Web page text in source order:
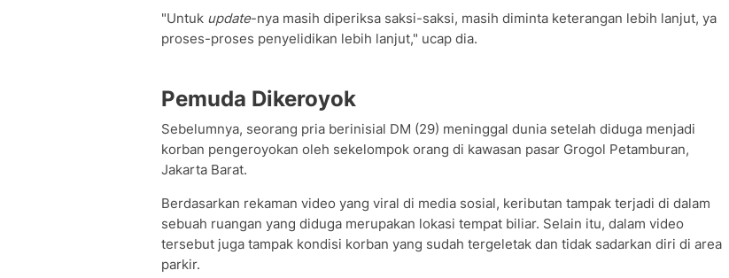
"Untuk update-nya masih diperiksa saksi-saksi, masih diminta keterangan lebih lanjut, ya
proses-proses penyelidikan lebih lanjut," ucap dia.
Pemuda Dikeroyok
Sebelumnya, seorang pria berinisial DM (29) meninggal dunia setelah diduga menjadi
korban pengeroyokan oleh sekelompok orang di kawasan pasar Grogol Petamburan,
Jakarta Barat.
Berdasarkan rekaman video yang viral di media sosial, keributan tampak terjadi di dalam
sebuah ruangan yang diduga merupakan lokasi tempat biliar. Selain itu, dalam video
tersebut juga tampak kondisi korban yang sudah tergeletak dan tidak sadarkan diri di area
parkir.